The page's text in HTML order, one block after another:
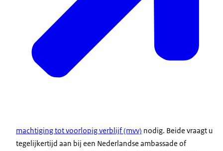
machtiging tot voorlopig verblijf (mvv) nodig. Beide vraagt u
tegelijkertijd aan bij een Nederlandse ambassade of